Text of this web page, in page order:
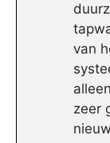
van
zeer